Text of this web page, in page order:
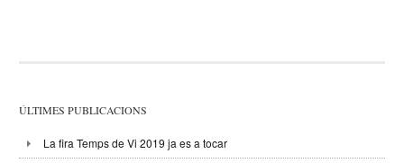
ÚLTIMES PUBLICACIONS
La fira Temps de Vi 2019 ja es a tocar